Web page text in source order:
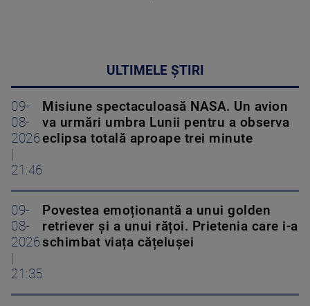
ULTIMELE ȘTIRI
09-
08-
2026
21:46
Misiune spectaculoasă NASA. Un avion
va urmări umbra Lunii pentru a observa
eclipsa totală aproape trei minute
09-
08-
2026
21:35
Povestea emoționantă a unui golden
retriever și a unui rățoi. Prietenia care i-a
schimbat viața cățelușei